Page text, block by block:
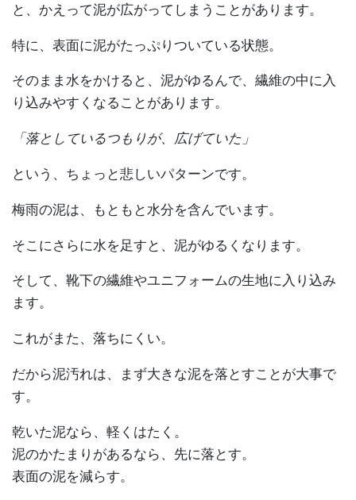
と、かえって泥が広がってしまうことがあります。
特に、表面に泥がたっぷりついている状態。
そのまま水をかけると、泥がゆるんで、繊維の中に入
り込みやすくなることがあります。
「落としているつもりが、広げていた」
という、ちょっと悲しいパターンです。
梅雨の泥は、もともと水分を含んでいます。
そこにさらに水を足すと、泥がゆるくなります。
そして、靴下の繊維やユニフォームの生地に入り込み
ます。
これがまた、落ちにくい。
だから泥汚れは、まず大きな泥を落とすことが大事で
す。
乾いた泥なら、軽くはたく。
泥のかたまりがあるなら、先に落とす。
表面の泥を減らす。